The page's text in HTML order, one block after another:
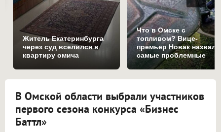
Житель Екатеринбурга
через суд вселился в
квартиру омича
Что в Омске с
топливом? Вице-
премьер Новак назвал
самые проблемные
регионы
В Омской области выбрали участников
первого сезона конкурса «Бизнес
Баттл»